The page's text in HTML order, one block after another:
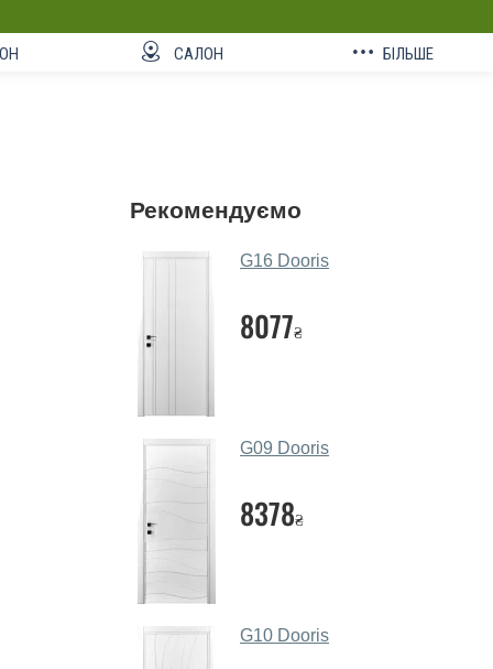
САЛОН БІЛЬШЕ
Рекомендуємо
G16 Dooris
8077₴
G09 Dooris
8378₴
G10 Dooris